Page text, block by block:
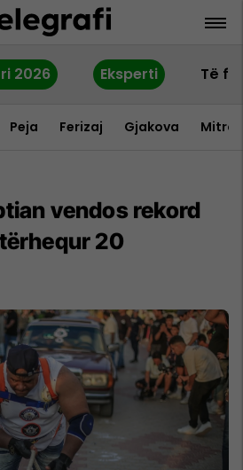
2026 Eksperti Të
Peja Ferizaj Gjakova
vendos rekord
20